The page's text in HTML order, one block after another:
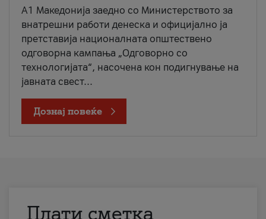
A1 Македонија заедно со Министерството за
внатрешни работи денеска и официјално ја
претставија националната општествено
одговорна кампања „Одговорно со
технологијата“, насочена кон подигнување на
јавната свест...
Дознај повеќе
Плати сметка